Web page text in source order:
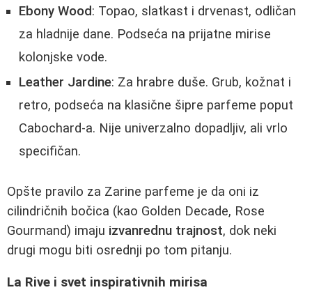
Ebony Wood: Topao, slatkast i drvenast, odličan
za hladnije dane. Podseća na prijatne mirise
kolonjske vode.
Leather Jardine: Za hrabre duše. Grub, kožnat i
retro, podseća na klasične šipre parfeme poput
Cabochard-a. Nije univerzalno dopadljiv, ali vrlo
specifičan.
Opšte pravilo za Zarine parfeme je da oni iz
cilindričnih bočica (kao Golden Decade, Rose
Gourmand) imaju izvanrednu trajnost, dok neki
drugi mogu biti osrednji po tom pitanju.
La Rive i svet inspirativnih mirisa